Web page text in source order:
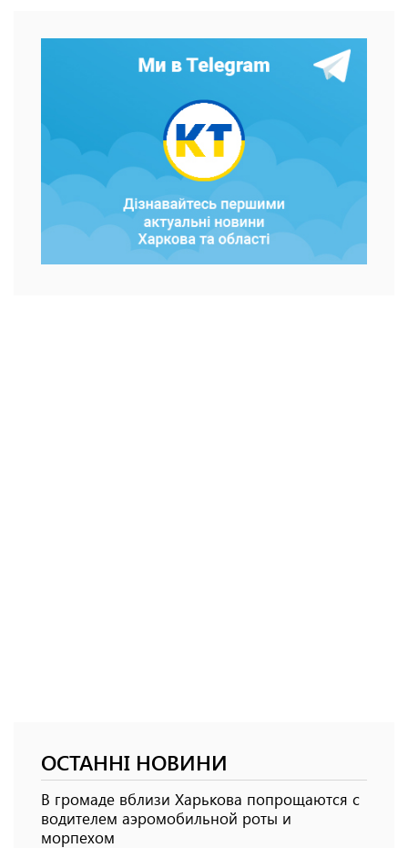
ОСТАННІ НОВИНИ
В громаде вблизи Харькова попрощаются с
водителем аэромобильной роты и
морпехом